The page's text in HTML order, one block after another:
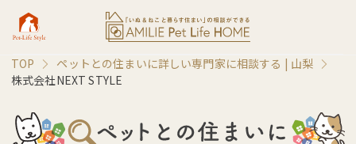
TOP ペットとの住まいに詳しい専門家に相談する | 山梨
株式会社NEXT STYLE